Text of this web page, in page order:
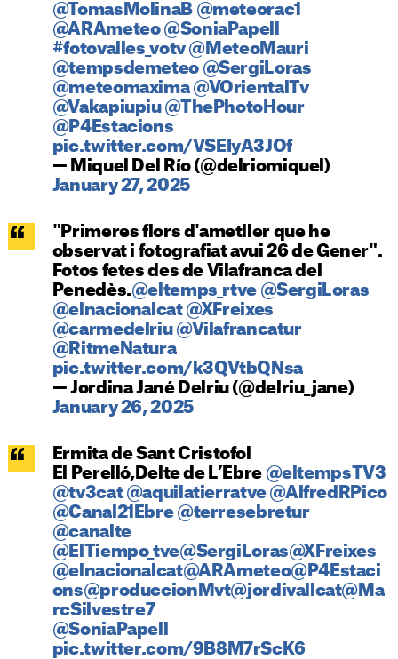
@TomasMolinaB @meteorac1
@ARAmeteo @SoniaPapell
#fotovalles_votv @MeteoMauri
@tempsdemeteo @SergiLoras
@meteomaxima @VOrientalTv
@Vakapiupiu @ThePhotoHour
@P4Estacions
pic.twitter.com/VSEIyA3JOf
— Miquel Del Río (@delriomiquel)
January 27, 2025
"Primeres flors d'ametller que he
observat i fotografiat avui 26 de Gener".
Fotos fetes des de Vilafranca del
Penedès.@eltemps_rtve @SergiLoras
@elnacionalcat @XFreixes
@carmedelriu @Vilafrancatur
@RitmeNatura
pic.twitter.com/k3QVtbQNsa
— Jordina Jané Delriu (@delriu_jane)
January 26, 2025
Ermita de Sant Cristofol
El Perelló,Delte de L’Ebre @eltempsTV3
@tv3cat @aquilatierratve @AlfredRPico
@Canal21Ebre @terresebretur
@canalte
@ElTiempo_tve@SergiLoras@XFreixes
@elnacionalcat@ARAmeteo@P4Estaci
ons@produccionMvt@jordivallcat@Ma
rcSilvestre7
@SoniaPapell
pic.twitter.com/9B8M7rScK6